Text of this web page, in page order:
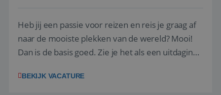
Heb jij een passie voor reizen en reis je graag af
naar de mooiste plekken van de wereld? Mooi!
Dan is de basis goed. Zie je het als een uitdaging
het samenstellen en boeken van de perfecte
BEKIJK VACATURE